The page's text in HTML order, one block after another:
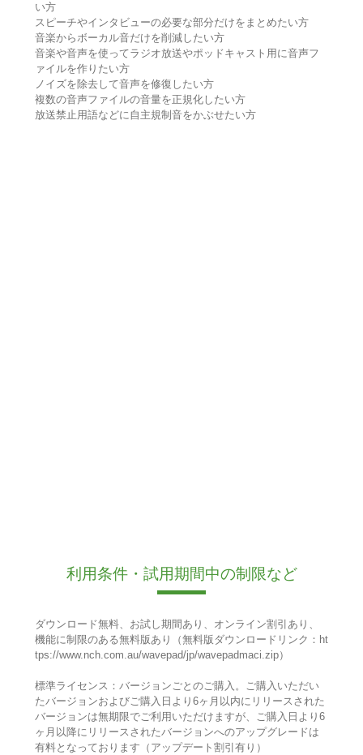
い方
スピーチやインタビューの必要な部分だけをまとめたい方
音楽からボーカル音だけを削減したい方
音楽や音声を使ってラジオ放送やポッドキャスト用に音声フ
ァイルを作りたい方
ノイズを除去して音声を修復したい方
複数の音声ファイルの音量を正規化したい方
放送禁止用語などに自主規制音をかぶせたい方
利用条件・試用期間中の制限など
ダウンロード無料、お試し期間あり、オンライン割引あり、
機能に制限のある無料版あり（無料版ダウンロードリンク：ht
tps://www.nch.com.au/wavepad/jp/wavepadmaci.zip）
標準ライセンス：バージョンごとのご購入。ご購入いただい
たバージョンおよびご購入日より6ヶ月以内にリリースされた
バージョンは無期限でご利用いただけますが、ご購入日より6
ヶ月以降にリリースされたバージョンへのアップグレードは
有料となっております（アップデート割引有り）